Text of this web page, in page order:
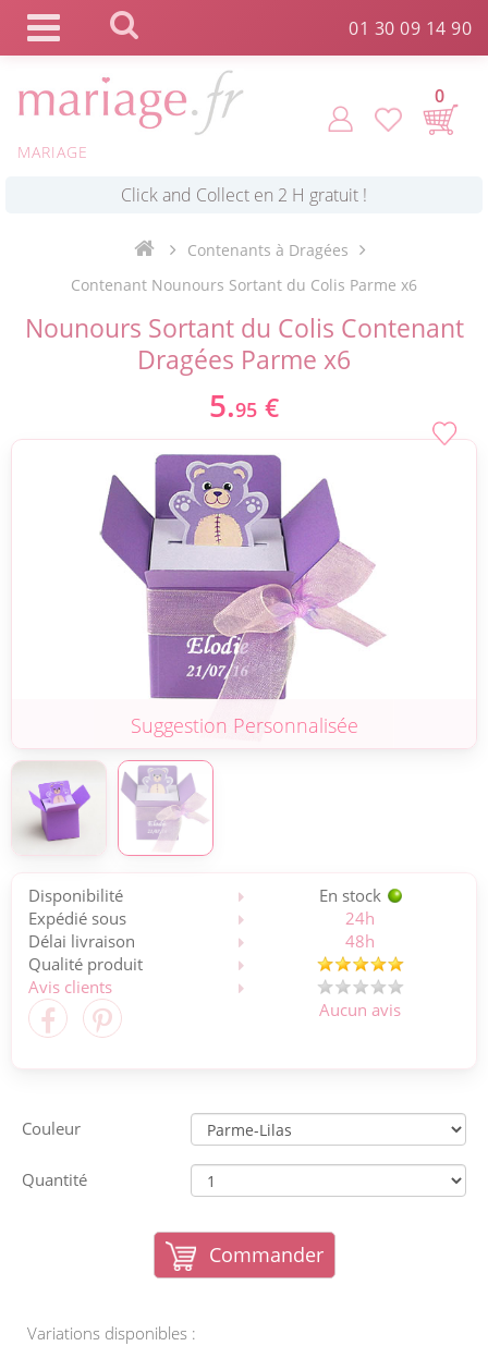
01 30 09 14 90
MARIAGE
0
Commande expédiée en 24h ! *
Livraison point relais gratuit dès 89 € !*
Payez votre commande en 4X sans frais
Contenants à Dragées
Contenant Nounours Sortant du Colis Parme x6
Nounours Sortant du Colis Contenant
Dragées Parme x6
5.95 €
Suggestion Personnalisée
Disponibilité
En stock
Expédié sous
24h
Délai livraison
48h
Qualité produit
Avis clients
Aucun avis
Couleur
Quantité
Commander
Variations disponibles :
Panneau de gestion des cookies